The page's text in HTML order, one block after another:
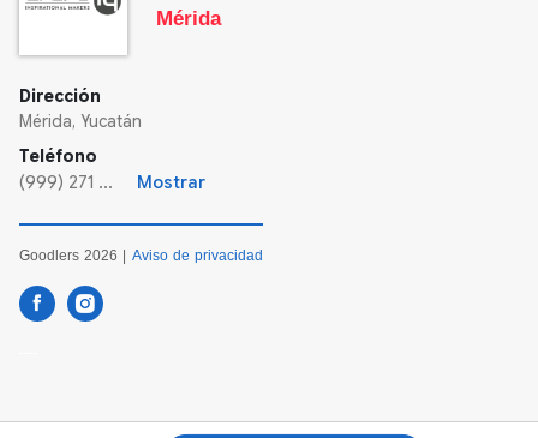
Mérida
Dirección
Mérida, Yucatán
Teléfono
(999) 271 ...
Mostrar
Goodlers 2026 | Aviso de privacidad